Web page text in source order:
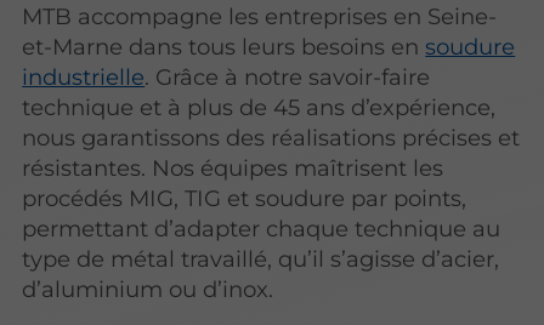
MTB accompagne les entreprises en Seine-
et-Marne dans tous leurs besoins ensoudure
industrielle. Grâce à notre savoir-faire
technique et à plus de 45 ans d’expérience,
nous garantissons des réalisations précises et
résistantes. Nos équipes maîtrisent les
procédés MIG, TIG et soudure par points,
permettant d’adapter chaque technique au
type de métal travaillé, qu’il s’agisse d’acier,
d’aluminium ou d’inox.